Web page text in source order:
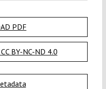
PDF
BY-NC-ND 4.0